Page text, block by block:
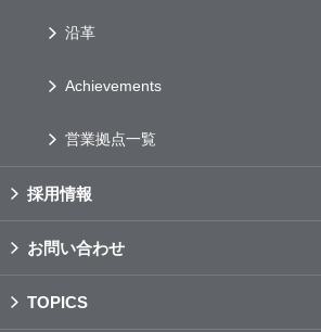
沿革
Achievements
営業拠点一覧
採用情報
お問い合わせ
TOPICS